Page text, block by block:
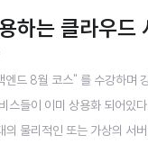
하는 클라우드
드 8월 코스" 를 수강하며
들이 이미 상용화 되어있
의 물리적인 또는 가상의 서